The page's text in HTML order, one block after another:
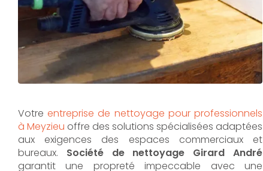
Votreentreprise de nettoyage pour professionnels
à Meyzieu offre des solutions spécialisées adaptées
aux exigences des espaces commerciaux et
bureaux. Société de nettoyage Girard André
garantit une propreté impeccable avec une